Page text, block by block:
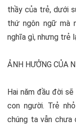
thầy của trẻ, dưới
thứ ngôn ngữ mà
nghĩa gì, nhưng trẻ
ẢNH HƯỞNG CỦA
Hai năm đầu đời
con người. Trẻ
chúng ta vẫn chưa